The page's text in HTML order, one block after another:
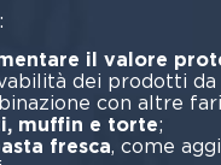
il valore
dei prodotti da
con altre
muffin e torte;
fresca, come